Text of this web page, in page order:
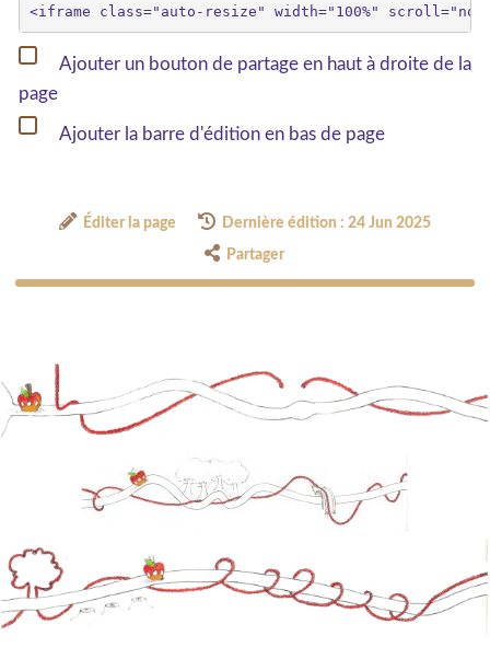
Ajouter un bouton de partage en haut à droite de la
page
Ajouter la barre d'édition en bas de page
Éditer la page Dernière édition : 24 Jun 2025
Partager